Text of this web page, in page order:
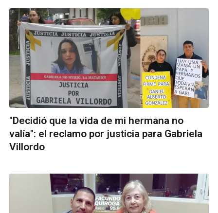
"Decidió que la vida de mi hermana no
valía": el reclamo por justicia para Gabriela
Villordo